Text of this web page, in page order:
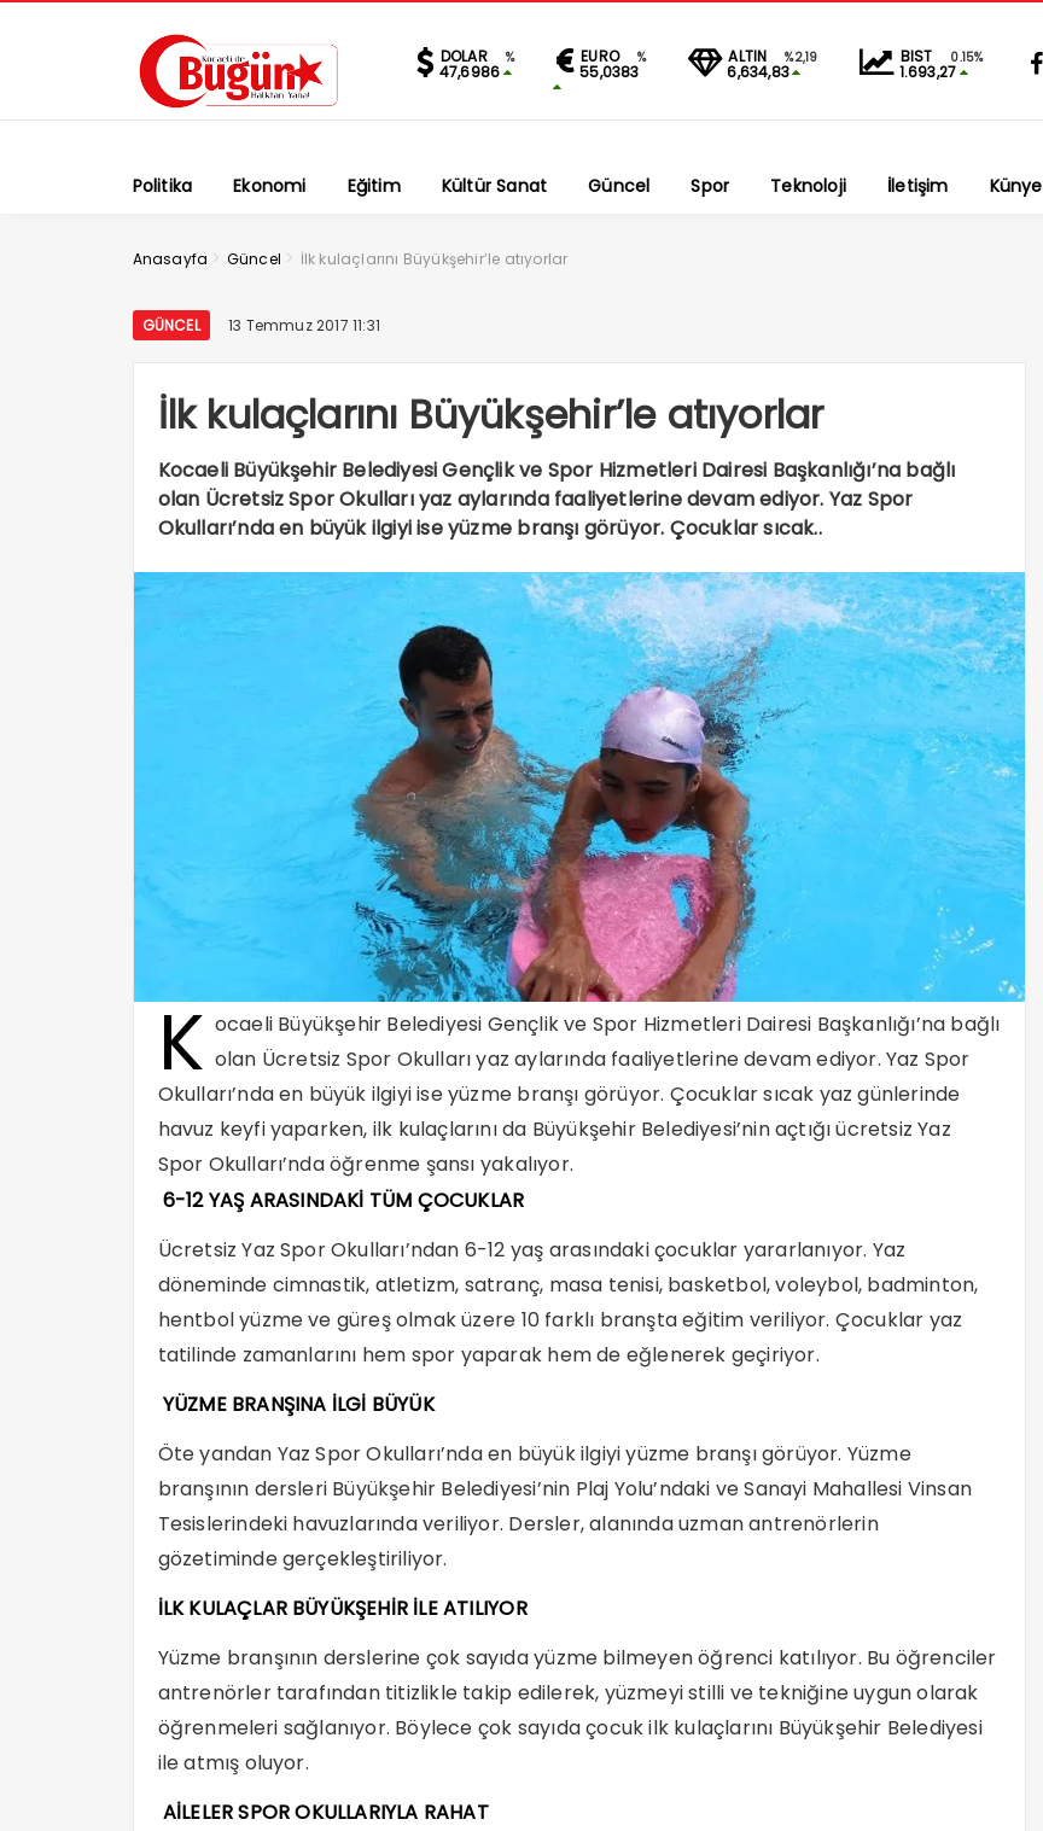
DOLAR %
47,6986
EURO %
55,0383
ALTIN %2,19
6,634,83
BIST 0.15%
1.693,27
Politika Ekonomi Eğitim Kültür Sanat Güncel Spor Teknoloji İletişim Künye
Anasayfa > Güncel > İlk kulaçlarını Büyükşehir’le atıyorlar
GÜNCEL 13 Temmuz 2017 11:31
İlk kulaçlarını Büyükşehir’le atıyorlar
Kocaeli Büyükşehir Belediyesi Gençlik ve Spor Hizmetleri Dairesi Başkanlığı’na bağlı
olan Ücretsiz Spor Okulları yaz aylarında faaliyetlerine devam ediyor. Yaz Spor
Okulları’nda en büyük ilgiyi ise yüzme branşı görüyor. Çocuklar sıcak..
K ocaeli Büyükşehir Belediyesi Gençlik ve Spor Hizmetleri Dairesi Başkanlığı’na bağlı
olan Ücretsiz Spor Okulları yaz aylarında faaliyetlerine devam ediyor. Yaz Spor
Okulları’nda en büyük ilgiyi ise yüzme branşı görüyor. Çocuklar sıcak yaz günlerinde
havuz keyfi yaparken, ilk kulaçlarını da Büyükşehir Belediyesi’nin açtığı ücretsiz Yaz
Spor Okulları’nda öğrenme şansı yakalıyor.
6-12 YAŞ ARASINDAKİ TÜM ÇOCUKLAR
Ücretsiz Yaz Spor Okulları’ndan 6-12 yaş arasındaki çocuklar yararlanıyor. Yaz
döneminde cimnastik, atletizm, satranç, masa tenisi, basketbol, voleybol, badminton,
hentbol yüzme ve güreş olmak üzere 10 farklı branşta eğitim veriliyor. Çocuklar yaz
tatilinde zamanlarını hem spor yaparak hem de eğlenerek geçiriyor.
YÜZME BRANŞINA İLGİ BÜYÜK
Öte yandan Yaz Spor Okulları’nda en büyük ilgiyi yüzme branşı görüyor. Yüzme
branşının dersleri Büyükşehir Belediyesi’nin Plaj Yolu’ndaki ve Sanayi Mahallesi Vinsan
Tesislerindeki havuzlarında veriliyor. Dersler, alanında uzman antrenörlerin
gözetiminde gerçekleştiriliyor.
İLK KULAÇLAR BÜYÜKŞEHİR İLE ATILIYOR
Yüzme branşının derslerine çok sayıda yüzme bilmeyen öğrenci katılıyor. Bu öğrenciler
antrenörler tarafından titizlikle takip edilerek, yüzmeyi stilli ve tekniğine uygun olarak
öğrenmeleri sağlanıyor. Böylece çok sayıda çocuk ilk kulaçlarını Büyükşehir Belediyesi
ile atmış oluyor.
AİLELER SPOR OKULLARIYLA RAHAT